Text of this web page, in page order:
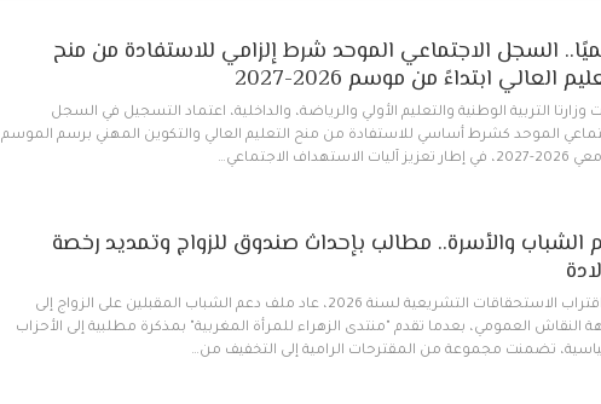
السجل الاجتماعي الموحد شرط إلزامي للاستفادة من منح
العالي ابتداءً من موسم 2026-2027
وزارتا التربية الوطنية والتعليم الأولي والرياضة، والداخلية، اعتماد التسجيل في السجل
الموحد كشرط أساسي للاستفادة من منح التعليم العالي والتكوين المهني برسم الموسم
آليات الاستهداف الاجتماعي…
الشباب والأسرة.. مطالب بإحداث صندوق للزواج وتمديد رخصة
مع اقتراب الاستحقاقات التشريعية لسنة 2026، عاد ملف دعم الشباب المقبلين على الزواج إلى
النقاش العمومي، بعدما تقدم "منتدى الزهراء للمرأة المغربية" بمذكرة مطلبية إلى الأحزاب
تضمنت مجموعة من المقترحات الرامية إلى التخفيف من…